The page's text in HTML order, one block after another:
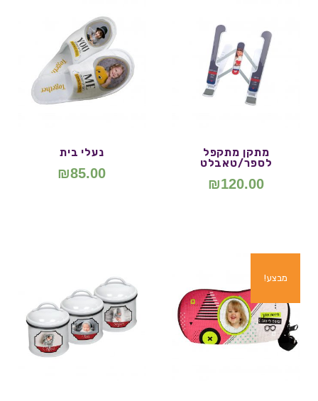
מתקן מתקפל
לספר/טאבלט
₪120.00
נעלי בית
₪85.00
מבצע!